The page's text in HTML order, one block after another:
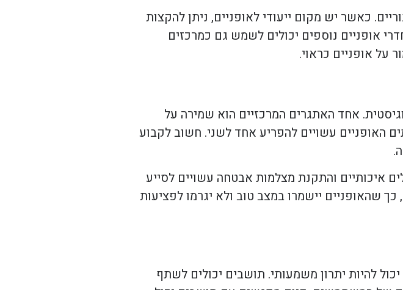
כאשר יש מקום ייעודי לאופניים, ניתן להקצות
אופניים נוספים יכולים לשמש גם כמרכזים
על אופניים כראוי.
אחד האתגרים המרכזיים הוא שמירה על
עשויים להפריע אחד לשני. חשוב לקבוע
איכותיים והתקנת מצלמות אבטחה עשויים לסייע
יישמרו במצב טוב ולא יגרמו לפציעות
להיות יתרון משמעותי. תושבים יכולים לשתף